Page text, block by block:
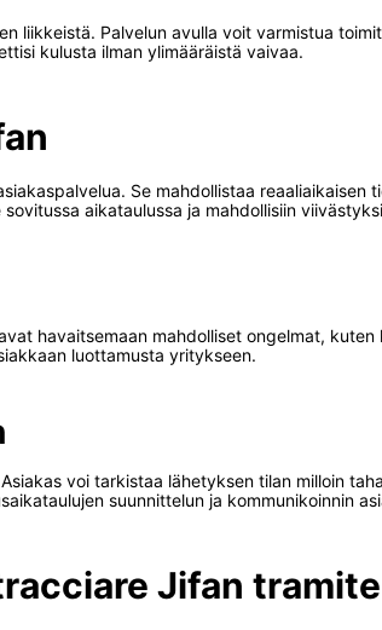
liikkeistä. Palvelun avulla voit varmistua
kulusta ilman ylimääräistä vaivaa.
Se mahdollistaa reaaliaikaisen
aikataulussa ja mahdollisiin
havaitsemaan mahdolliset ongelmat,
luottamusta yritykseen.
voi tarkistaa lähetyksen tilan milloin
suunnittelun ja kommunikoinnin
Jifan